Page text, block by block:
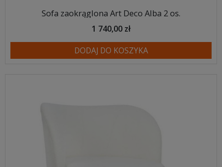
Sofa zaokrąglona Art Deco Alba 2 os.
1 740,00 zł
DODAJ DO KOSZYKA